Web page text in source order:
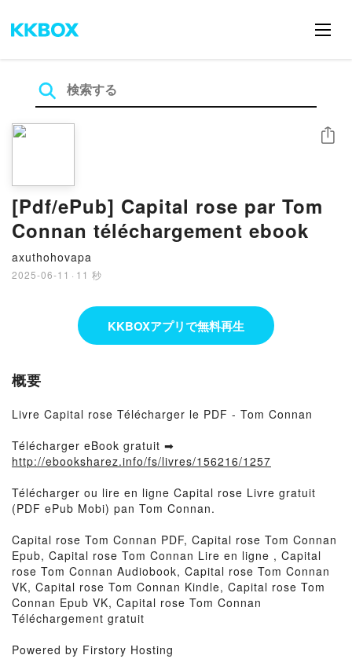
[Pdf/ePub] Capital rose par Tom
Connan téléchargement ebook
axuthohovapa
2025-06-11 · 11 秒
シェア
KKBOXアプリで無料再生
概要
Livre Capital rose Télécharger le PDF - Tom Connan
Télécharger eBook gratuit ➡
http://ebooksharez.info/fs/livres/156216/1257
Télécharger ou lire en ligne Capital rose Livre gratuit
(PDF ePub Mobi) pan Tom Connan.
Capital rose Tom Connan PDF, Capital rose Tom Connan
Epub, Capital rose Tom Connan Lire en ligne , Capital
rose Tom Connan Audiobook, Capital rose Tom Connan
VK, Capital rose Tom Connan Kindle, Capital rose Tom
Connan Epub VK, Capital rose Tom Connan
Téléchargement gratuit
Powered by Firstory Hosting